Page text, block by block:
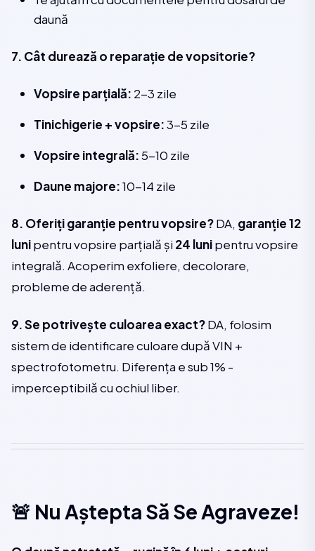
daună
7. Cât durează o reparație de vopsitorie?
Vopsire parțială: 2-3 zile
Tinichigerie + vopsire:3-5 zile
Vopsire integrală:5-10 zile
Daune majore:10-14 zile
8. Oferiți garanție pentru vopsire?DA, garanție 12
lunipentru vopsire parțială și24 lunipentru vopsire
integrală. Acoperim exfoliere, decolorare,
probleme de aderență.
9. Se potrivește culoarea exact?DA, folosim
sistem de identificare culoare după VIN +
spectrofotometru. Diferența e sub 1% -
imperceptibilă cu ochiul liber.
🚨 Nu Aștepta Să Se Agraveze!